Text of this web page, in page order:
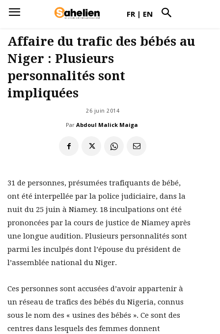
FR | EN
Affaire du trafic des bébés au
Niger : Plusieurs
personnalités sont
impliquées
26 juin 2014
Par Abdoul Malick Maiga
31 de personnes, présumées trafiquants de bébé,
ont été interpellée par la police judiciaire, dans la
nuit du 25 juin à Niamey. 18 inculpations ont été
prononcées par la cours de justice de Niamey après
une longue audition. Plusieurs personnalités sont
parmi les inculpés dont l’épouse du président de
l’assemblée national du Niger.
Ces personnes sont accusées d’avoir appartenir à
un réseau de trafics des bébés du Nigeria, connus
sous le nom des « usines des bébés ». Ce sont des
centres dans lesquels des femmes donnent